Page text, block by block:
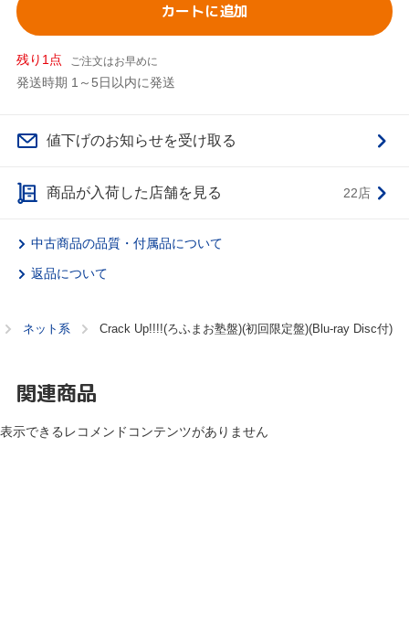
カートに追加
残り1点 ご注文はお早めに
発送時期 1～5日以内に発送
値下げのお知らせを受け取る
商品が入荷した店舗を見る 22店
中古商品の品質・付属品について
返品について
ネット系 Crack Up!!!!(ろふまお塾盤)(初回限定盤)(Blu-ray Disc付)
関連商品
表示できるレコメンドコンテンツがありません